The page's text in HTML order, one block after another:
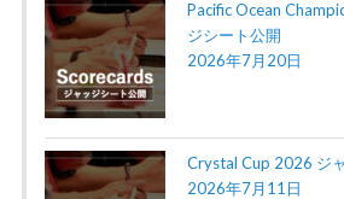
Pacific Ocean
ジシート公開
2026年7月20日
Crystal Cup 2026 ジ
2026年7月11日